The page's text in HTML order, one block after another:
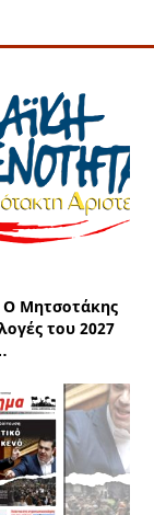
Ο Μητσοτάκης
του 2027